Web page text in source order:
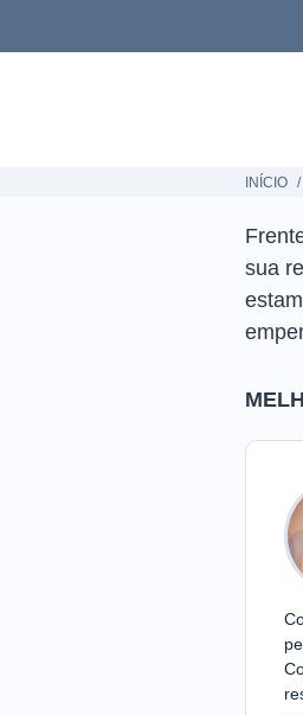
INÍCIO
sua